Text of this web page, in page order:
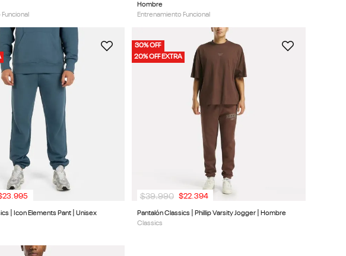
Hombre
Entrenamiento Funcional
| Icon Elements Pant | Unisex
23.995
30% OFF
20% OFF EXTRA
Pantalón Classics | Phillip Varsity Jogger | Hombre
Classics
$39.990 $22.394